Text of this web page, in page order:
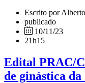
Escrito por
publicado
10/11/23
21h15
Edital PRAC/
de ginástica